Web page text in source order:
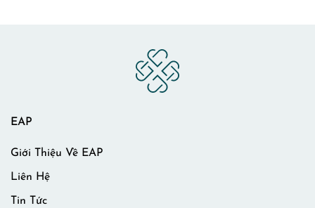
EAP
Giới Thiệu Về EAP
Liên Hệ
Tin Tức